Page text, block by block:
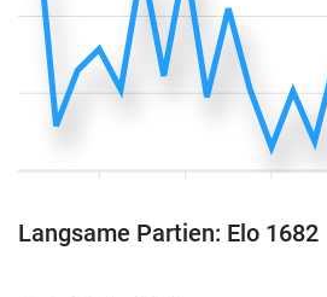
Langsame Partien: Elo 1682